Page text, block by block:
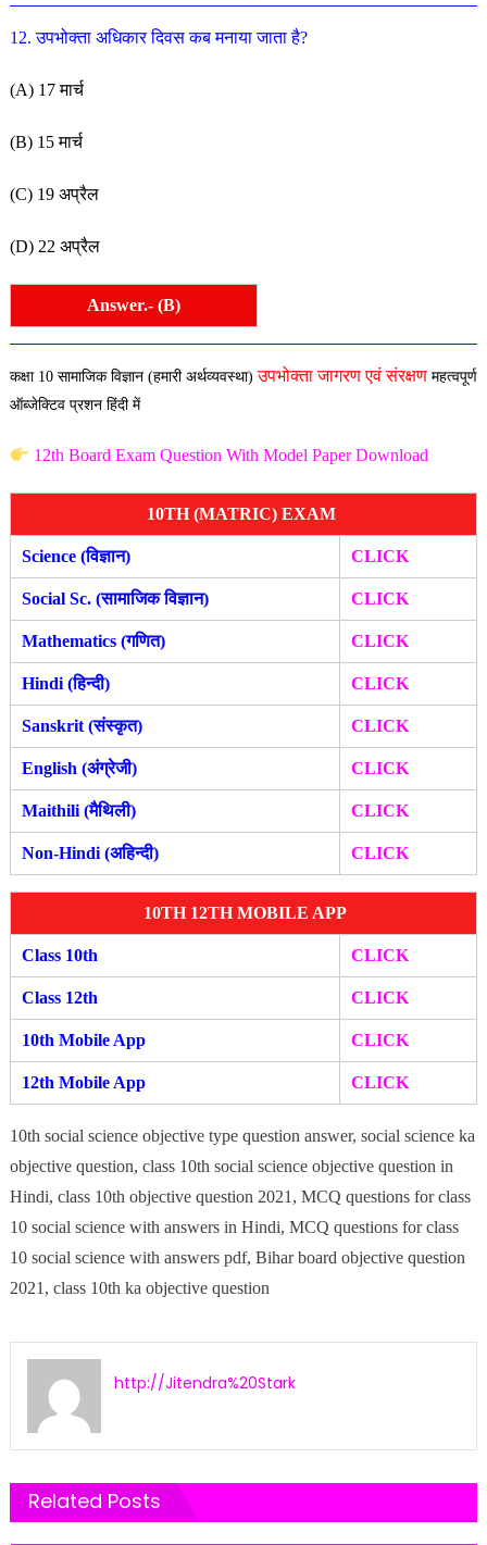
12. उपभोक्ता अधिकार दिवस कब मनाया जाता है?
(A) 17 मार्च
(B) 15 मार्च
(C) 19 अप्रैल
(D) 22 अप्रैल
Answer.- (B)
कक्षा 10 सामाजिक विज्ञान (हमारी अर्थव्यवस्था)उपभोक्ता जागरण एवं संरक्षणमहत्वपूर्ण
ऑब्जेक्टिव प्रशन हिंदी में
12th Board Exam Question With Model Paper Download
10TH (MATRIC) EXAM
Science (विज्ञान) CLICK
Social Sc. (सामाजिक विज्ञान) CLICK
Mathematics (गणित) CLICK
Hindi (हिन्दी) CLICK
Sanskrit (संस्कृत) CLICK
English (अंग्रेजी) CLICK
Maithili (मैथिली) CLICK
Non-Hindi (अहिन्दी) CLICK
10TH 12TH MOBILE APP
Class 10th CLICK
Class 12th CLICK
10th Mobile App CLICK
12th Mobile App CLICK
10th social science objective type question answer, social science ka
objective question, class 10th social science objective question in
Hindi, class 10th objective question 2021, MCQ questions for class
10 social science with answers in Hindi, MCQ questions for class
10 social science with answers pdf, Bihar board objective question
2021, class 10th ka objective question
http://Jitendra%20Stark
Related Posts